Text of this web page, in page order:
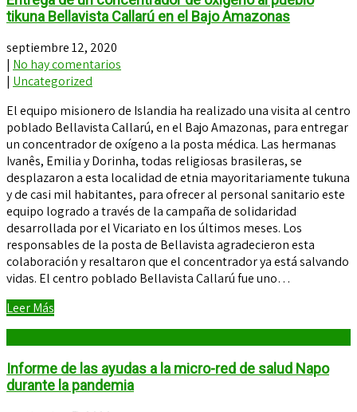
tikuna Bellavista Callarú en el Bajo Amazonas
septiembre 12, 2020
| No hay comentarios
| Uncategorized
El equipo misionero de Islandia ha realizado una visita al centro
poblado Bellavista Callarú, en el Bajo Amazonas, para entregar
un concentrador de oxígeno a la posta médica. Las hermanas
Ivanês, Emilia y Dorinha, todas religiosas brasileras, se
desplazaron a esta localidad de etnia mayoritariamente tukuna
y de casi mil habitantes, para ofrecer al personal sanitario este
equipo logrado a través de la campaña de solidaridad
desarrollada por el Vicariato en los últimos meses. Los
responsables de la posta de Bellavista agradecieron esta
colaboración y resaltaron que el concentrador ya está salvando
vidas. El centro poblado Bellavista Callarú fue uno…
Leer Más
Informe de las ayudas a la micro-red de salud Napo
durante la pandemia